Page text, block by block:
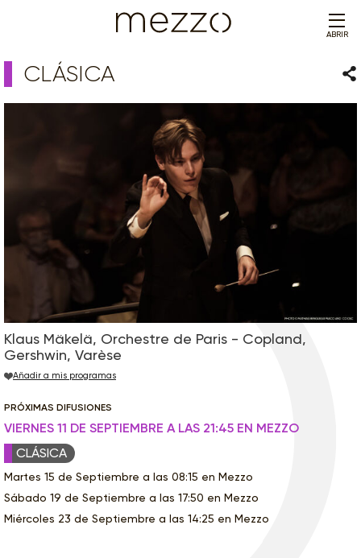
ABRIR
CLÁSICA
Klaus Mäkelä, Orchestre de Paris - Copland,
Gershwin, Varèse
Añadir a mis programas
PRÓXIMAS DIFUSIONES
VIERNES 11 DE SEPTIEMBRE A LAS 21:45 EN MEZZO
CLÁSICA
Martes 15 de Septiembre a las 08:15 en Mezzo
Sábado 19 de Septiembre a las 17:50 en Mezzo
Miércoles 23 de Septiembre a las 14:25 en Mezzo